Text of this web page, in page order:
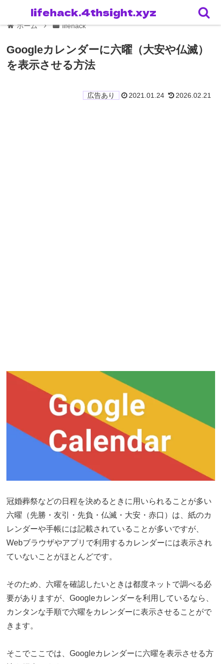
ホーム lifehack
Googleカレンダーに六曜（大安や仏滅）
を表示させる方法
2021.01.24 2026.02.21
冠婚葬祭などの日程を決めるときに用いられることが多い
六曜（先勝・友引・先負・仏滅・大安・赤口）は、紙のカ
レンダーや手帳には記載されていることが多いですが、
Webブラウザやアプリで利用するカレンダーには表示され
ていないことがほとんどです。
そのため、六曜を確認したいときは都度ネットで調べる必
要がありますが、Googleカレンダーを利用しているなら、
カンタンな手順で六曜をカレンダーに表示させることがで
きます。
そこでここでは、Googleカレンダーに六曜を表示させる方
lifehack.4thsight.xyz